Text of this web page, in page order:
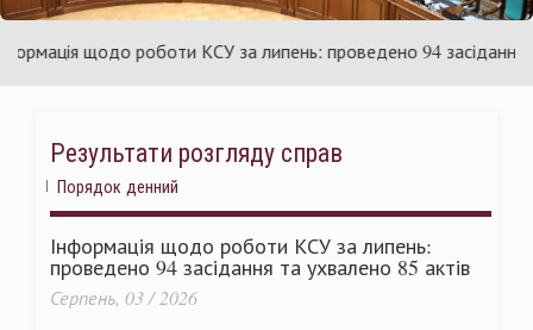
щодо роботи КСУ за липень: проведено 94 засідання та
Результати розгляду справ
Порядок денний
Інформація щодо роботи КСУ за липень:
проведено 94 засідання та ухвалено 85 актів
Серпень, 03 / 2026